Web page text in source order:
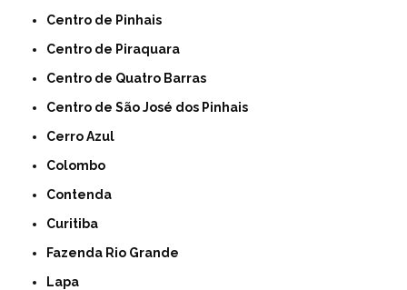
Centro de Pinhais
Centro de Piraquara
Centro de Quatro Barras
Centro de São José dos Pinhais
Cerro Azul
Colombo
Contenda
Curitiba
Fazenda Rio Grande
Lapa